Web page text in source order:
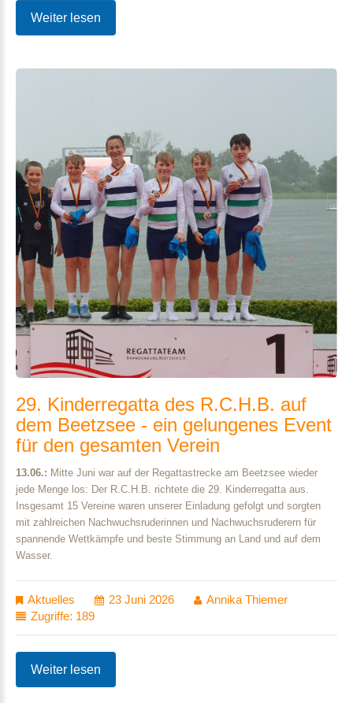
Weiter lesen
29. Kinderregatta des R.C.H.B. auf
dem Beetzsee - ein gelungenes Event
für den gesamten Verein
13.06.: Mitte Juni war auf der Regattastrecke am Beetzsee wieder
jede Menge los: Der R.C.H.B. richtete die 29. Kinderregatta aus.
Insgesamt 15 Vereine waren unserer Einladung gefolgt und sorgten
mit zahlreichen Nachwuchsruderinnen und Nachwuchsruderern für
spannende Wettkämpfe und beste Stimmung an Land und auf dem
Wasser.
Aktuelles 23 Juni 2026
Annika Thiemer
Zugriffe: 189
Weiter lesen